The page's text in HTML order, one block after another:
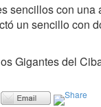
sencillos con
un sencillo con
Gigantes del